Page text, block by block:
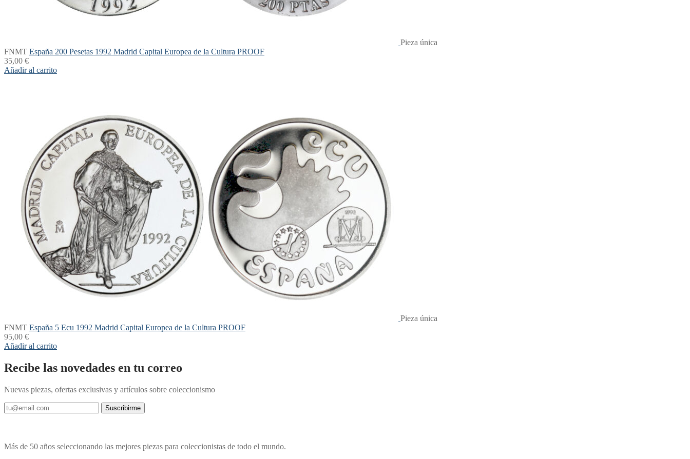
Pieza única
FNMT España 200 Pesetas 1992 Madrid Capital Europea de la Cultura PROOF
35,00 €
Añadir al carrito
Pieza única
FNMT España 5 Ecu 1992 Madrid Capital Europea de la Cultura PROOF
95,00 €
Añadir al carrito
Recibe las novedades en tu correo
Nuevas piezas, ofertas exclusivas y artículos sobre coleccionismo
Suscribirme
Más de 50 años seleccionando las mejores piezas para coleccionistas de todo el mundo.